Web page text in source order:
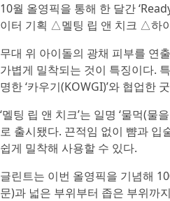
10월 올영픽을 통해 한 달간
이터 기획 △멜팅 립 앤 치크 △하
무대 위 아이돌의 광채 피부를 연
가볍게 밀착되는 것이 특징이다.
명한 ‘카우기(KOWGI)’와 협업한
‘멜팅 립 앤 치크’는 일명 ‘물먹(
로 출시됐다. 끈적임 없이 뺨과 입
쉽게 밀착해 사용할 수 있다.
글린트는 이번 올영픽을 기념해
문)과 넓은 부위부터 좁은 부위까